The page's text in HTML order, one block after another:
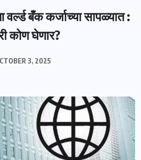
वर्ल्ड बँक कर्जाच्या सापळ्यात :
कोण घेणार?
3, 2025